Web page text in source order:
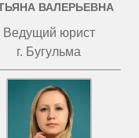
ВАЛЕРЬЕВНА
Ведущий юрист
г. Бугульма